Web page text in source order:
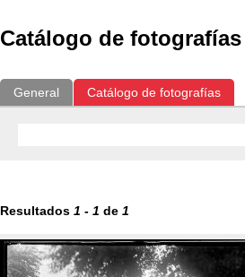
Catálogo de fotografías
General Catálogo de fotografías
Resultados 1 - 1 de 1